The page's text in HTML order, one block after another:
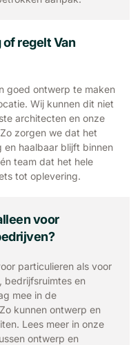
regelt Van
goed ontwerp te maken
Wij kunnen dit niet
architecten en onze
zorgen we dat het
en haalbaar blijft binnen
team dat het hele
tot oplevering.
voor
particulieren als voor
bedrijfsruimtes en
mee in de
kunnen ontwerp en
Lees meer in onze
ontwerp en